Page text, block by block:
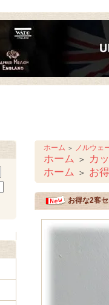
ホーム ＞ ノルウェ
ホーム ＞
カ
ホーム ＞ お
お得な2客